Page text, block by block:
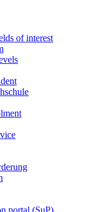
of interest